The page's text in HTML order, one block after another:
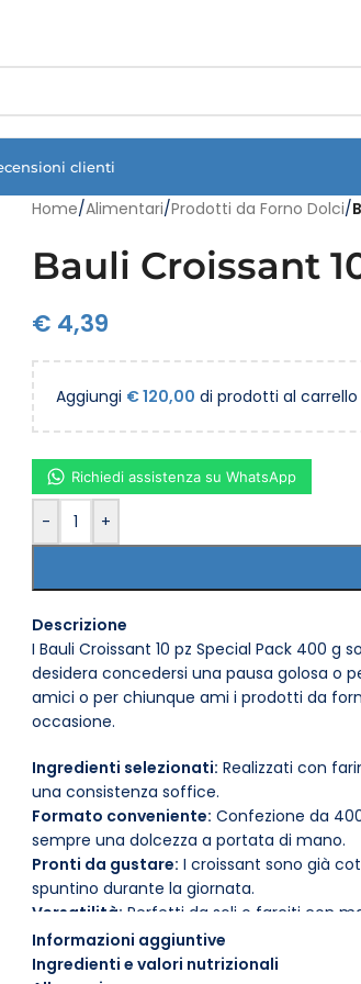
clienti
Home/Alimentari/Prodotti da Forno Dolci/
Bauli Croissant
€ 4,39
Aggiungi €120,00 di prodotti al
- +
Richiedi assistenza su WhatsApp
Descrizione
I Bauli Croissant 10 pz Special Pack 400
desidera concedersi una pausa golosa o
amici o per chiunque ami i prodotti da
occasione.
Ingredienti selezionati: Realizzati con
una consistenza soffice.
Formato conveniente: Confezione da
sempre una dolcezza a portata di mano.
Pronti da gustare: I croissant sono già
spuntino durante la giornata.
Versatilità: Perfetti da soli o farciti con
Conservazione:Conservare in un luogo
pochi giorni per garantire freschezza e
Informazioni aggiuntive
Ingredienti e valori nutrizionali